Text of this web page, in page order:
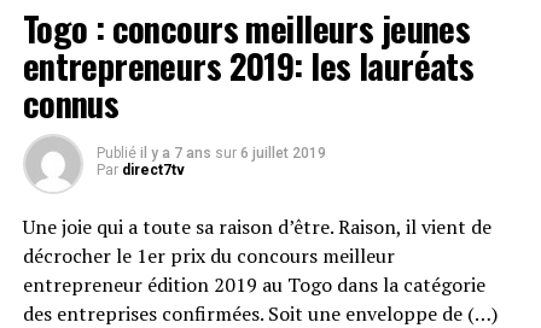
Togo : concours meilleurs jeunes
entrepreneurs 2019: les lauréats
connus
Publié il y a 7 ans sur 6 juillet 2019
Par direct7tv
Une joie qui a toute sa raison d’être. Raison, il vient de
décrocher le 1er prix du concours meilleur
entrepreneur édition 2019 au Togo dans la catégorie
des entreprises confirmées. Soit une enveloppe de (…)